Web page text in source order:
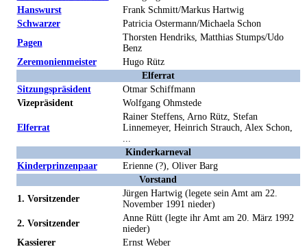
Hanswurst
Frank Schmitt/Markus Hartwig
Schwarzer
Patricia Ostermann/Michaela Schon
Pagen
Thorsten Hendriks, Matthias Stumps/Udo
Benz
Zeremonienmeister
Hugo Rütz
Elferrat
Sitzungspräsident
Otmar Schiffmann
Vizepräsident
Wolfgang Ohmstede
Elferrat
Rainer Steffens, Arno Rütz, Stefan
Linnemeyer, Heinrich Strauch, Alex Schon,
Kinderkarneval
Kinderprinzenpaar
Erienne (?), Oliver Barg
Vorstand
1. Vorsitzender
Jürgen Hartwig (legete sein Amt am 22.
November 1991 nieder)
2. Vorsitzender
Anne Rütt (legte ihr Amt am 20. März 1992
nieder)
Kassierer
Ernst Weber